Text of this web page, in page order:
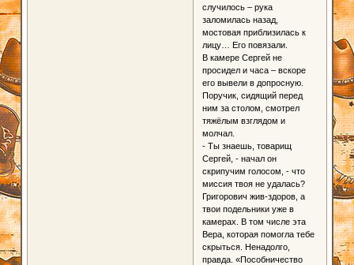
случилось – рука
заломилась назад,
мостовая приблизилась к
лицу… Его повязали.
В камере Сергей не
просидел и часа – вскоре
его вывели в допросную.
Поручик, сидящий перед
ним за столом, смотрел
тяжёлым взглядом и
молчал.
- Ты знаешь, товарищ
Сергей, - начал он
скрипучим голосом, - что
миссия твоя не удалась?
Григорович жив-здоров, а
твои подельники уже в
камерах. В том числе эта
Вера, которая помогла тебе
скрыться. Ненадолго,
правда. «Пособничество